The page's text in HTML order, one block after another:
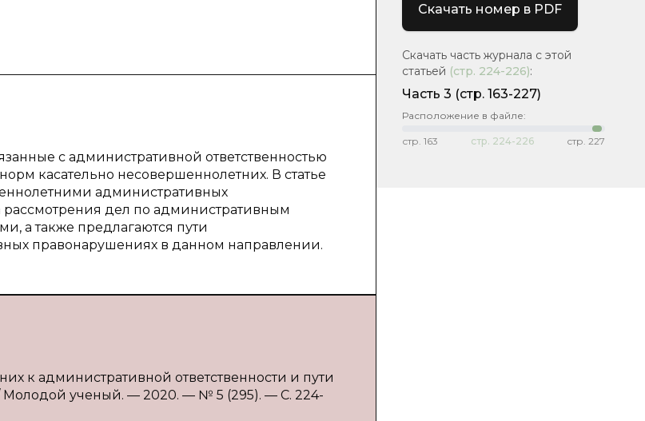
с административной ответственностью
касательно несовершеннолетних. В статье
административных
дел по административным
а также предлагаются пути
правонарушениях в данном направлении.
к административной ответственности и пути
Молодой ученый. — 2020. — № 5 (295). — С. 224-
Скачать номер в PDF
Скачать часть журнала с этой
статьей (стр. 224-226):
Часть 3 (стр. 163-227)
Расположение в файле:
стр. 163 стр. 224-226 стр. 227